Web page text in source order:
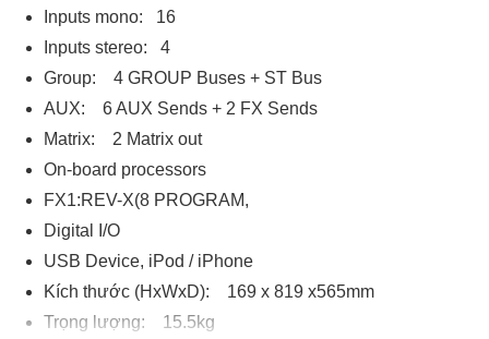
Inputs mono: 16
Inputs stereo: 4
Group: 4 GROUP Buses + ST Bus
AUX: 6 AUX Sends + 2 FX Sends
Matrix: 2 Matrix out
On-board processors
FX1:REV-X(8 PROGRAM,
Digital I/O
USB Device, iPod / iPhone
Kích thước (HxWxD): 169 x 819 x565mm
Trọng lượng: 15.5kg